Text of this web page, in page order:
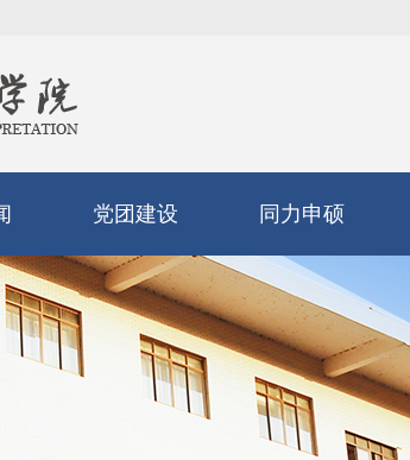
党团建设 同力申硕